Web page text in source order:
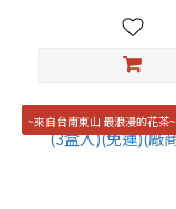
~來自台南東山 最浪漫的花茶~